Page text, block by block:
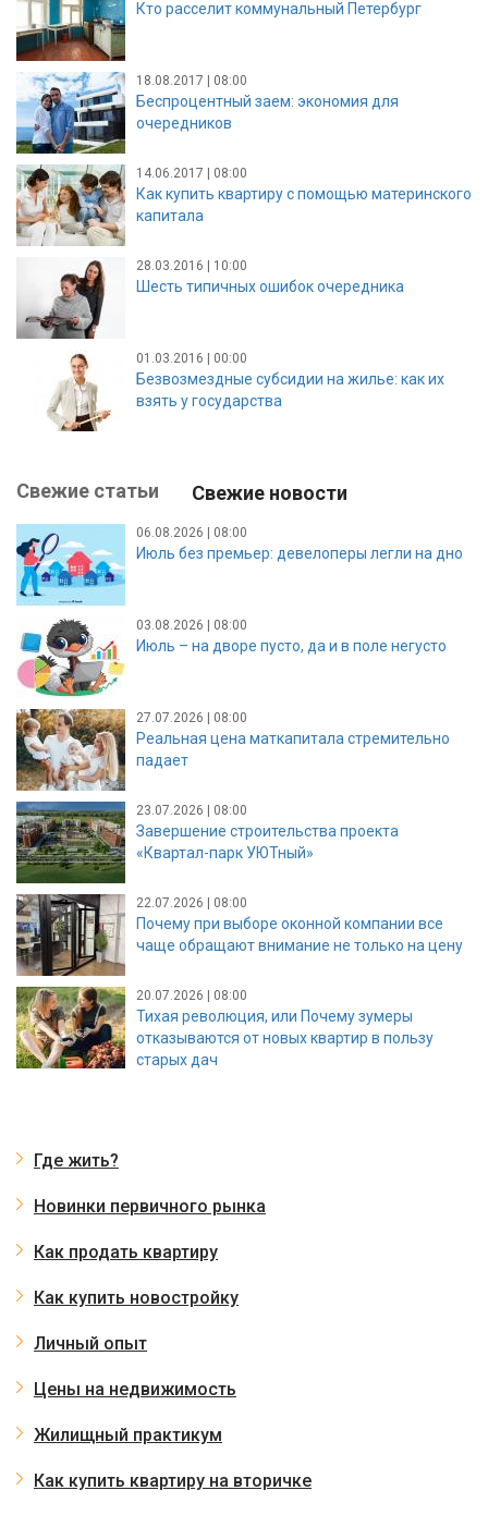
Кто расселит коммунальный Петербург
18.08.2017 | 08:00
Беспроцентный заем: экономия для
очередников
14.06.2017 | 08:00
Как купить квартиру с помощью материнского
капитала
28.03.2016 | 10:00
Шесть типичных ошибок очередника
01.03.2016 | 00:00
Безвозмездные субсидии на жилье: как их
взять у государства
Свежие статьи Свежие новости
06.08.2026 | 08:00
Июль без премьер: девелоперы легли на дно
03.08.2026 | 08:00
Июль – на дворе пусто, да и в поле негусто
27.07.2026 | 08:00
Реальная цена маткапитала стремительно
падает
23.07.2026 | 08:00
Завершение строительства проекта
«Квартал-парк УЮТный»
22.07.2026 | 08:00
Почему при выборе оконной компании все
чаще обращают внимание не только на цену
20.07.2026 | 08:00
Тихая революция, или Почему зумеры
отказываются от новых квартир в пользу
старых дач
Где жить?
Новинки первичного рынка
Как продать квартиру
Как купить новостройку
Личный опыт
Цены на недвижимость
Жилищный практикум
Как купить квартиру на вторичке